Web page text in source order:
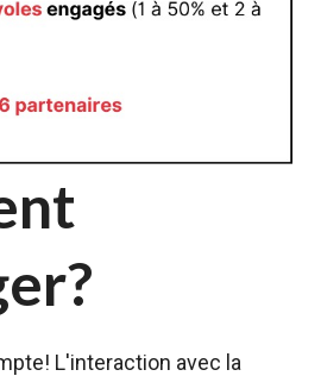
L'interaction avec la